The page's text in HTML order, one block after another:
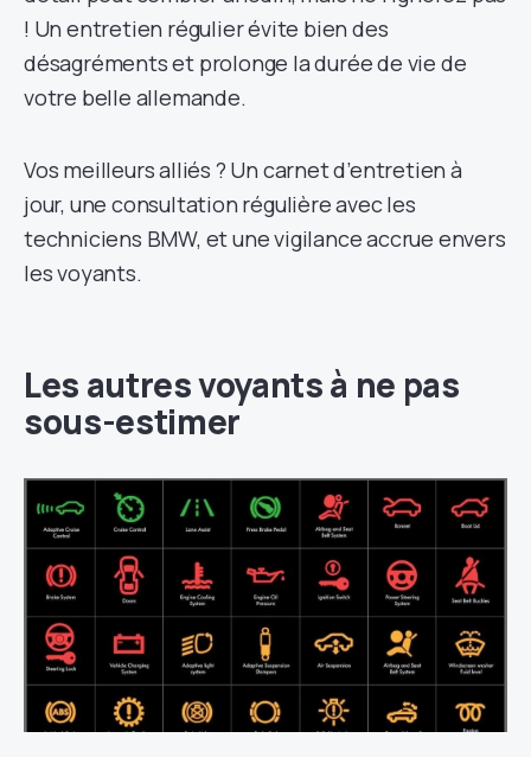
! Un entretien régulier évite bien des
désagréments et prolonge la durée de vie de
votre belle allemande.
Vos meilleurs alliés ? Un carnet d’entretien à
jour, une consultation régulière avec les
techniciens BMW, et une vigilance accrue envers
les voyants.
Les autres voyants à ne pas
sous-estimer